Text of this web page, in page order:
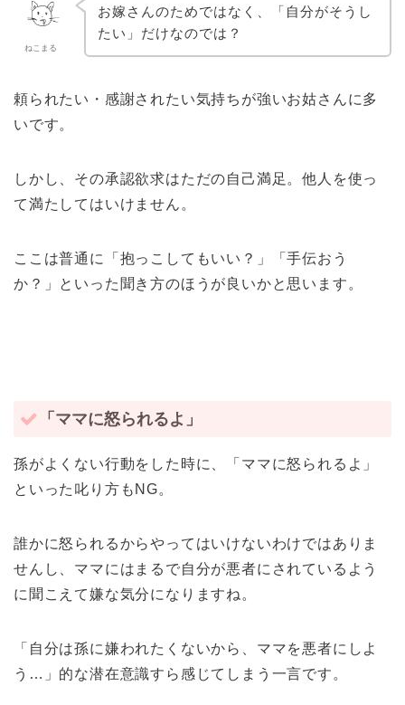
ねこまる
お嫁さんのためではなく、「自分がそうし
たい」だけなのでは？
頼られたい・感謝されたい気持ちが強いお姑さんに多
いです。
しかし、その承認欲求はただの自己満足。他人を使っ
て満たしてはいけません。
ここは普通に「抱っこしてもいい？」「手伝おう
か？」といった聞き方のほうが良いかと思います。
「ママに怒られるよ」
孫がよくない行動をした時に、「ママに怒られるよ」
といった叱り方もNG。
誰かに怒られるからやってはいけないわけではありま
せんし、ママにはまるで自分が悪者にされているよう
に聞こえて嫌な気分になりますね。
「自分は孫に嫌われたくないから、ママを悪者にしよ
う…」的な潜在意識すら感じてしまう一言です。